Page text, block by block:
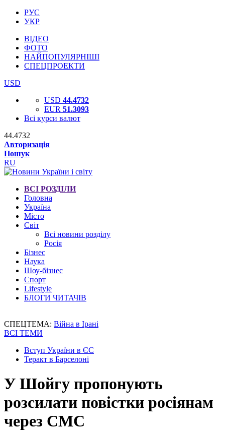
РУС
УКР
ВІДЕО
ФОТО
НАЙПОПУЛЯРНІШІ
СПЕЦПРОЕКТИ
USD
USD 44.4732
EUR 51.3093
Всі курси валют
44.4732
Авторизація
Пошук
RU
ВСІ РОЗДІЛИ
Головна
Україна
Місто
Світ
Всі новини розділу
Росія
Бізнес
Наука
Шоу-бізнес
Спорт
Lifestyle
БЛОГИ ЧИТАЧІВ
СПЕЦТЕМА: Війна в Ірані
ВСІ ТЕМИ
Вступ України в ЄС
Теракт в Барселоні
У Шойгу пропонують
розсилати повістки росіянам
через СМС